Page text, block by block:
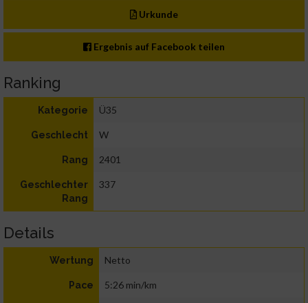
Urkunde
Ergebnis auf Facebook teilen
Ranking
Kategorie Ü35
Geschlecht W
Rang 2401
Geschlechter
Rang
337
Details
Wertung Netto
Pace 5:26 min/km